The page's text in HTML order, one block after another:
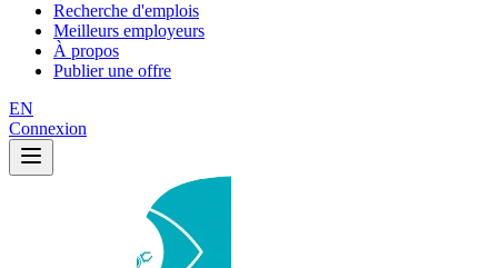
Recherche d'emplois
Meilleurs employeurs
À propos
Publier une offre
EN
Connexion